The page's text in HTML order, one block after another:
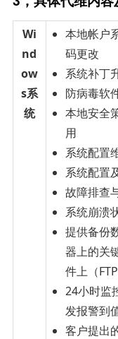
Wi
nd
ow
s系
统
本地帐户
码更改
系统补丁
防病毒软
本地安全
用
系统配置
系统配置
故障排查
系统崩溃
提供备份
器上的关
件上（
24小时监
发报警到
客户提出